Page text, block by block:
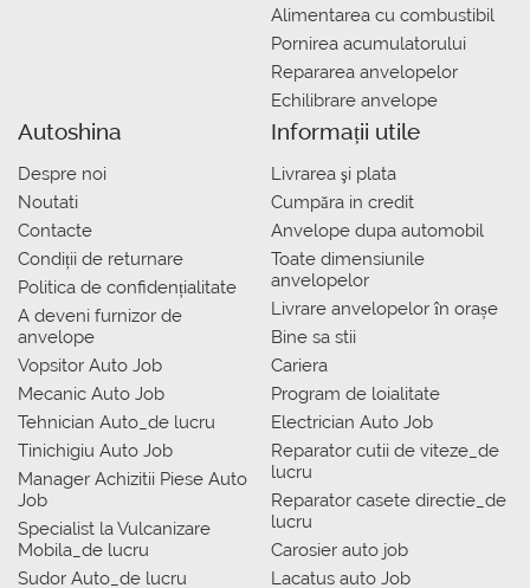
Alimentarea cu combustibil
Pornirea acumulatorului
Repararea anvelopelor
Echilibrare anvelope
Autoshina
Despre noi
Noutati
Contacte
Condiții de returnare
Politica de confidențialitate
A deveni furnizor de
anvelope
Vopsitor Auto Job
Mecanic Auto Job
Tehnician Auto_de lucru
Tinichigiu Auto Job
Manager Achizitii Piese Auto
Job
Specialist la Vulcanizare
Mobila_de lucru
Sudor Auto_de lucru
Informații utile
Livrarea şi plata
Сumpăra in credit
Anvelope dupa automobil
Toate dimensiunile
anvelopelor
Livrare anvelopelor în orașe
Bine sa stii
Cariera
Program de loialitate
Electrician Auto Job
Reparator cutii de viteze_de
lucru
Reparator casete directie_de
lucru
Carosier auto job
Lacatus auto Job